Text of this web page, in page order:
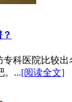
科医院比较
。...[阅读全文]